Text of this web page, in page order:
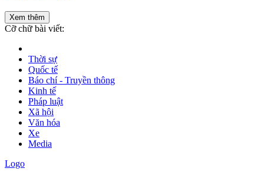
Xem thêm
Cỡ chữ bài viết:
Thời sự
Quốc tế
Báo chí - Truyền thông
Kinh tế
Pháp luật
Xã hội
Văn hóa
Xe
Media
Logo